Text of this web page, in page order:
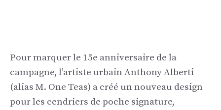
Pour marquer le 15e anniversaire de la
campagne, l’artiste urbain Anthony Alberti
(alias M. One Teas) a créé un nouveau design
pour les cendriers de poche signature,